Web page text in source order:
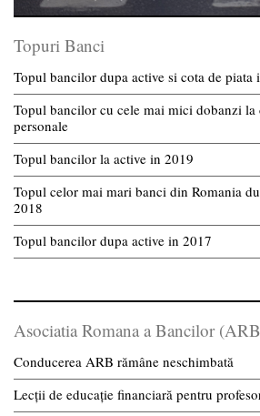
Topuri Banci
Topul bancilor dupa active si cota de piata
Topul bancilor cu cele mai mici dobanzi la
personale
Topul bancilor la active in 2019
Topul celor mai mari banci din Romania
2018
Topul bancilor dupa active in 2017
Asociatia Romana a Bancilor
Conducerea ARB rămâne neschimbată
Lecții de educație financiară pentru